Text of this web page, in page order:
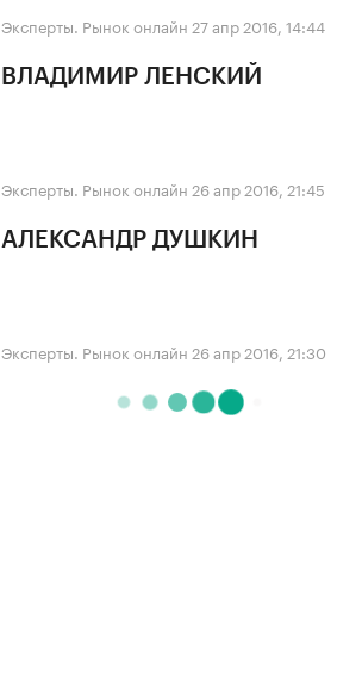
Эксперты. Рынок онлайн 27 апр 2016, 14:44
ВЛАДИМИР ЛЕНСКИЙ
Эксперты. Рынок онлайн 26 апр 2016, 21:45
АЛЕКСАНДР ДУШКИН
Эксперты. Рынок онлайн 26 апр 2016, 21:30